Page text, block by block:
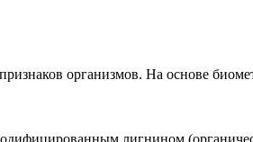
организмов. На основе
лигнином